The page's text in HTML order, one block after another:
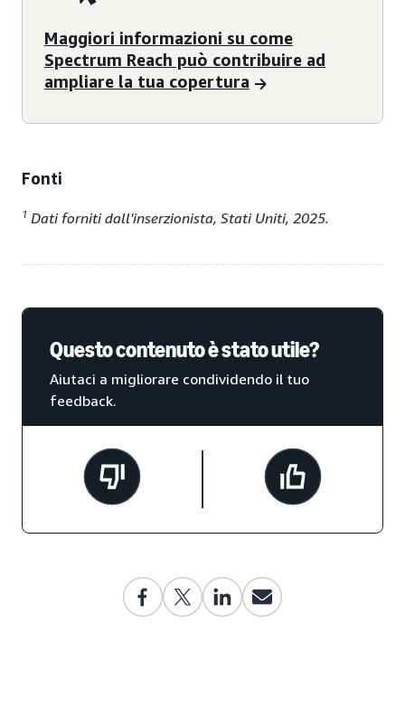
Maggiori informazioni su come
Spectrum Reach può contribuire ad
ampliare la tua copertura
Fonti
1 Dati forniti dall'inserzionista, Stati Uniti, 2025.
Questo contenuto è stato utile?
Aiutaci a migliorare condividendo il tuo
feedback.